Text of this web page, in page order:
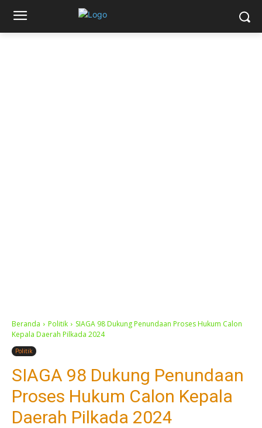
Beranda Politik
SIAGA 98 Dukung Penundaan Proses Hukum Calon
Kepala Daerah Pilkada 2024
Politik
SIAGA 98 Dukung Penundaan
Proses Hukum Calon Kepala
Daerah Pilkada 2024